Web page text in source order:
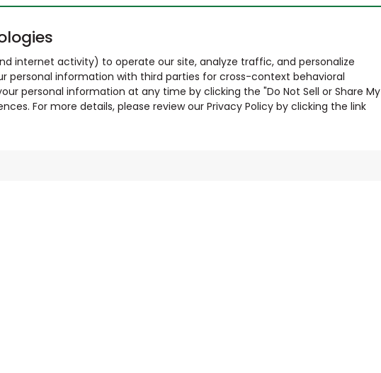
internet activity) to operate our site, analyze traffic, and personalize
personal information with third parties for cross-context behavioral
personal information at any time by clicking the "Do Not Sell or Share My
For more details, please review our Privacy Policy by clicking the link